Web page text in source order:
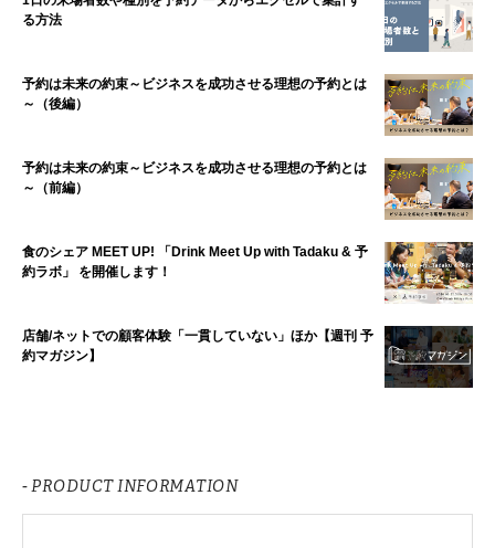
る方法
予約は未来の約束～ビジネスを成功させる理想の予約とは
～（後編）
予約は未来の約束～ビジネスを成功させる理想の予約とは
～（前編）
食のシェア MEET UP! 「Drink Meet Up with Tadaku & 予
約ラボ」 を開催します！
店舗/ネットでの顧客体験「一貫していない」ほか【週刊 予
約マガジン】
- PRODUCT INFORMATION